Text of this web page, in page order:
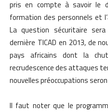
pris en compte à savoir le
formation des personnels et
La question sécuritaire
dernière TICAD en 2013, de
pays africains dont la
recrudescence des attaques
nouvelles préoccupations
Il faut noter que le